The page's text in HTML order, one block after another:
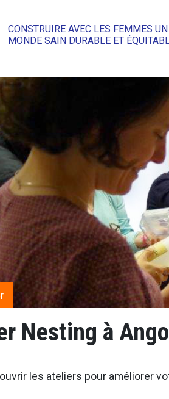
CONSTRUIRE AVEC LES FEMMES UN
MONDE SAIN DURABLE ET
Nesting à
les ateliers pour améliorer